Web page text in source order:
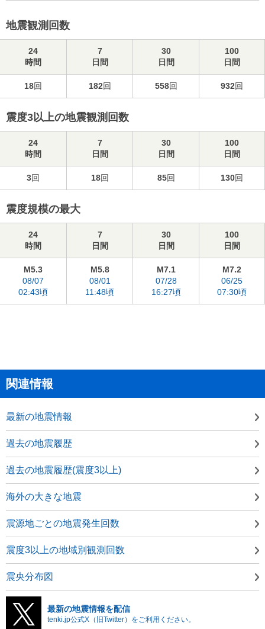
地震観測回数
24
時間
7
日間
30
日間
100
日間
18回 182回 558回 932回
震度3以上の地震観測回数
24
時間
7
日間
30
日間
100
日間
3回 18回 85回 130回
震度規模の最大
24
時間
7
日間
30
日間
100
日間
M5.3
08/07
02:43頃
M5.8
08/01
11:48頃
M7.1
07/28
16:27頃
M7.2
06/25
07:30頃
関連情報
最新の地震情報
過去の地震履歴
過去の地震履歴(震度3以上)
海外の大きな地震
震源地ごとの地震発生回数
震度3以上の地域別観測回数
震央分布図
最新の地震情報を配信
tenki.jp公式X（旧Twitter）をご利用ください。